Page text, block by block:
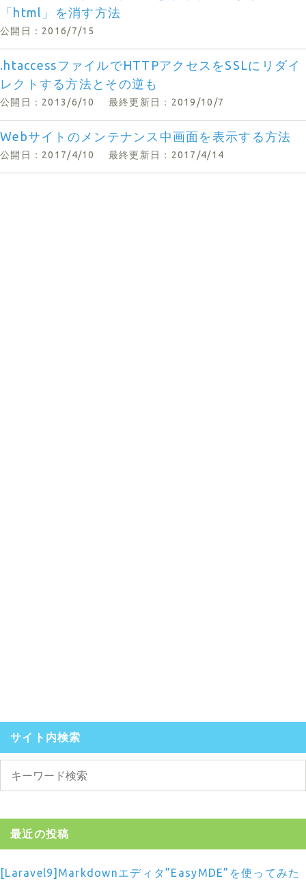
「html」を消す方法
公開日：2016/7/15
.htaccessファイルでHTTPアクセスをSSLにリダイ
レクトする方法とその逆も
公開日：2013/6/10 最終更新日：2019/10/7
Webサイトのメンテナンス中画面を表示する方法
公開日：2017/4/10 最終更新日：2017/4/14
サイト内検索
最近の投稿
[Laravel9]Markdownエディタ”EasyMDE”を使ってみた